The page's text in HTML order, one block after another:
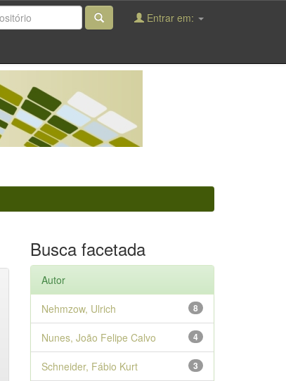
Entrar em:
Busca facetada
Autor
8
Nehmzow, Ulrich
4
Nunes, João Felipe Calvo
3
Schneider, Fábio Kurt